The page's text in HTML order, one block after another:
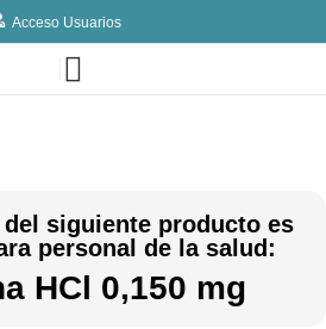
Acceso Usuarios
siguiente producto es
personal de la salud:
HCl 0,150 mg